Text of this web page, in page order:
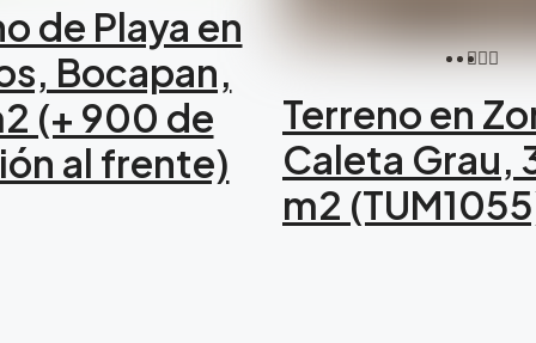
de Playa en
Bocapan,
(+ 900 de
al frente)
Terreno en
Caleta Grau,
m2